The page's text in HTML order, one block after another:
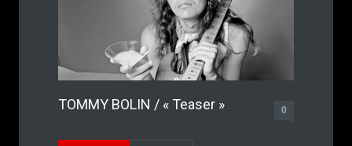
TOMMY BOLIN / « Teaser » 0